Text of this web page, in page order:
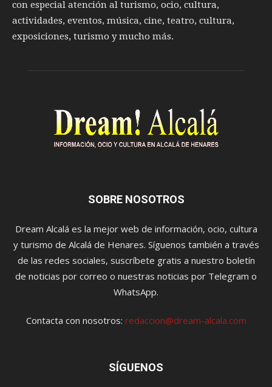
con especial atención al turismo, ocio, cultura,
actividades, eventos, música, cine, teatro, cultura,
exposiciones, turismo y mucho más.
SOBRE NOSOTROS
Dream Alcalá es la mejor web de información, ocio, cultura
y turismo de Alcalá de Henares. Síguenos también a través
de las redes sociales, suscríbete gratis a nuestro boletín
de noticias por correo o nuestras noticias por Telegram o
WhatsApp.
Contacta con nosotros: redaccion@dream-alcala.com
SÍGUENOS